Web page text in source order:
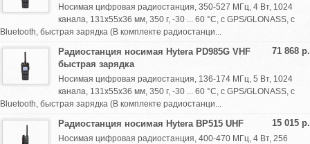
Носимая цифровая радиостанция, 350-527 МГц, 4 Вт, 1024
канала, 131х55х36 мм, 350 г, -30 ... 60 °С, с GPS/GLONASS, с
Bluetooth, быстрая зарядка (В комплекте радиостанци...
71 868 р.
Радиостанция носимая Hytera PD985G VHF
быстрая зарядка
Носимая цифровая радиостанция, 136-174 МГц, 5 Вт, 1024
канала, 131х55х36 мм, 350 г, -30 ... 60 °С, с GPS/GLONASS, с
Bluetooth, быстрая зарядка (В комплекте радиостанци...
15 015 р.
Радиостанция носимая Hytera BP515 UHF
Носимая цифровая радиостанция, 400-470 МГц, 4 Вт, 256